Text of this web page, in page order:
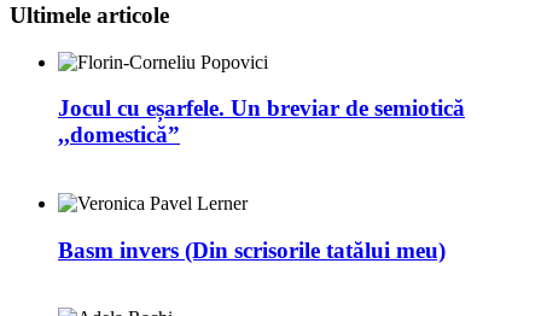
Ultimele articole
Jocul cu eșarfele. Un breviar de semiotică
,,domestică”
Basm invers (Din scrisorile tatălui meu)